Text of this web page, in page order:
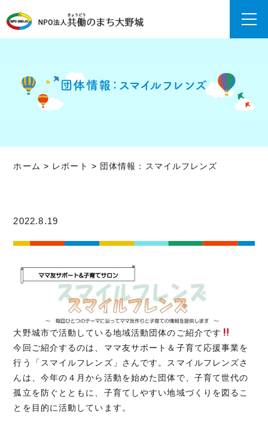
団体情報：スマイルフレンズ
ホーム > レポート > 団体情報：スマイルフレンズ
2022.8.19
大野城市で活動している地域活動団体のご紹介です
今回ご紹介するのは、ママ友サポート＆子育て応援事業を
行う「スマイルフレンズ」さんです。スマイルフレンズさ
んは、今年の４月から活動を始めた団体で、子育て世代の
孤立を防ぐとともに、子育てしやすい地域づくりを図るこ
とを目的に活動しています。